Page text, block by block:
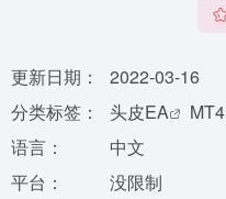
更新日期：
2022-03-16
分类标签：
头皮EA
MT4
语言：
中文
平台：
没限制